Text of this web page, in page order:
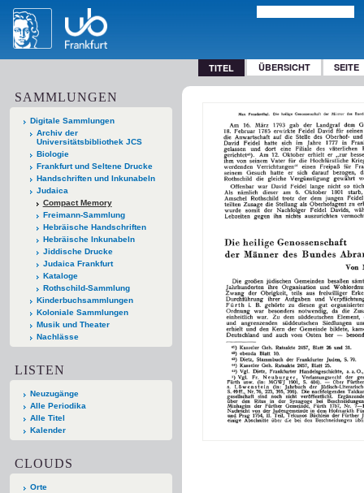
TITEL ÜBERSICHT SEITE
SAMMLUNGEN
Digitale Sammlungen
Archiv der
Universitätsbibliothek JCS
Biologie
Frankfurt und Seltene Drucke
Handschriften und Inkunabeln
Judaica
Compact Memory
Freimann-Sammlung
Hebräische Handschriften
Hebräische Inkunabeln
Jiddische Drucke
Judaica Frankfurt
Kataloge
Rothschild-Sammlung
Kinderbuchsammlungen
Koloniale Sammlungen
Musik und Theater
Nachlässe
LISTEN
Neuzugänge
Alle Periodika
Alle Titel
Kalender
CLOUDS
Orte